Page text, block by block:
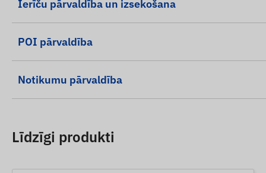
Ierīču pārvaldība un izsekošana
POI pārvaldība
Notikumu pārvaldība
Līdzīgi produkti